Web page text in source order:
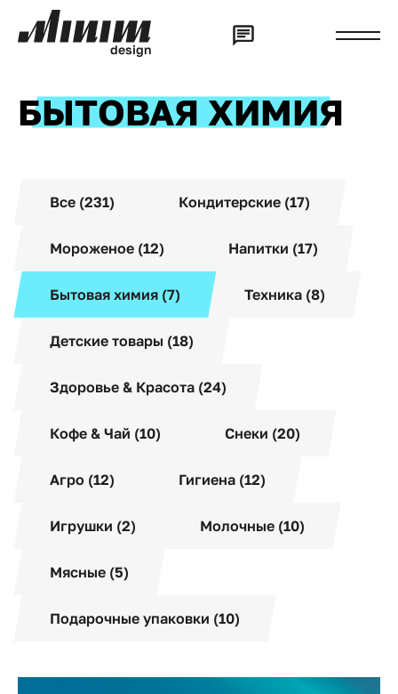
design
БЫТОВАЯ ХИМИЯ
Все (231) Кондитерские (17)
Мороженое (12) Напитки (17)
Бытовая химия (7) Техника (8)
Детские товары (18)
Здоровье & Красота (24)
Кофе & Чай (10) Снеки (20)
Агро (12) Гигиена (12)
Игрушки (2) Молочные (10)
Мясные (5)
Подарочные упаковки (10)